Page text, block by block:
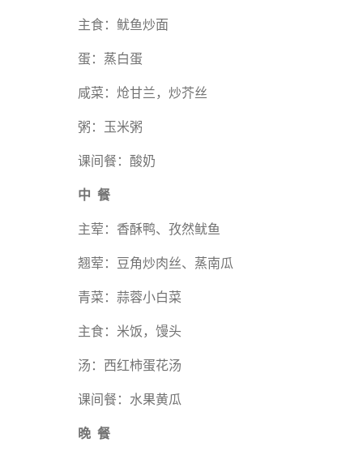
主食：鱿鱼炒面
蛋：蒸白蛋
咸菜：炝甘兰，炒芥丝
粥：玉米粥
课间餐：酸奶
中 餐
主荤：香酥鸭、孜然鱿鱼
翘荤：豆角炒肉丝、蒸南瓜
青菜：蒜蓉小白菜
主食：米饭，馒头
汤：西红柿蛋花汤
课间餐：水果黄瓜
晚 餐